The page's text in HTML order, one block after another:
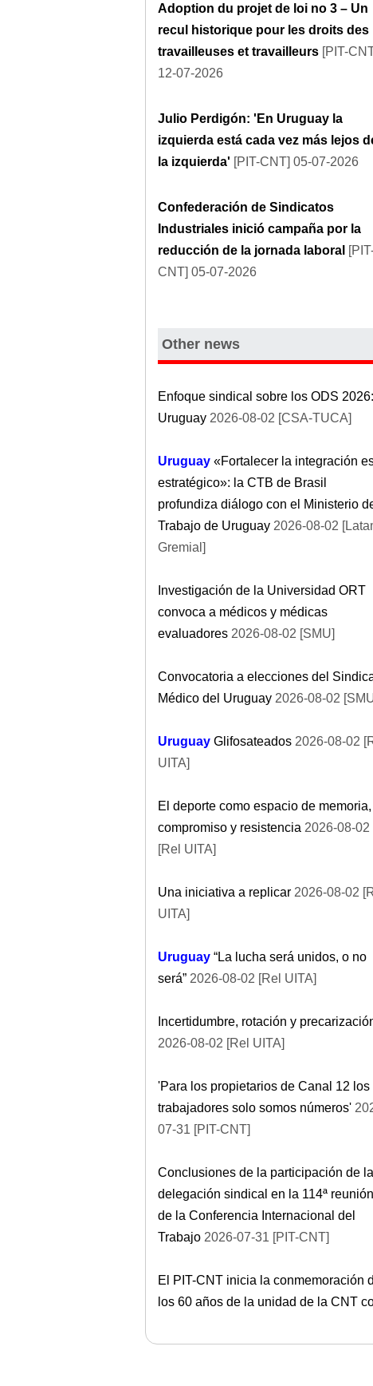
Adoption du projet de loi no 3 – Un
recul historique pour les droits des
travailleuses et travailleurs [PIT-
12-07-2026
Julio Perdigón: 'En Uruguay la
izquierda está cada vez más lejos
la izquierda' [PIT-CNT] 05-07-2026
Confederación de Sindicatos
Industriales inició campaña por la
reducción de la jornada laboral
CNT] 05-07-2026
Other news
Enfoque sindical sobre los ODS 2026:
Uruguay 2026-08-02 [CSA-TUCA]
Uruguay «Fortalecer la integración
estratégico»: la CTB de Brasil
profundiza diálogo con el Ministerio
Trabajo de Uruguay 2026-08-02
Gremial]
Investigación de la Universidad ORT
convoca a médicos y médicas
evaluadores 2026-08-02 [SMU]
Convocatoria a elecciones del
Médico del Uruguay 2026-08-02
Uruguay Glifosateados 2026-08-02
UITA]
El deporte como espacio de memoria,
compromiso y resistencia 2026-08-02
[Rel UITA]
Una iniciativa a replicar 2026-08-02
UITA]
Uruguay “La lucha será unidos, o no
será” 2026-08-02 [Rel UITA]
Incertidumbre, rotación y
2026-08-02 [Rel UITA]
'Para los propietarios de Canal 12 los
trabajadores solo somos números'
07-31 [PIT-CNT]
Conclusiones de la participación de la
delegación sindical en la 114ª reunión
de la Conferencia Internacional del
Trabajo 2026-07-31 [PIT-CNT]
El PIT-CNT inicia la conmemoración
los 60 años de la unidad de la CNT